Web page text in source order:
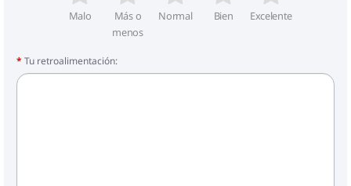
Malo
Más o
menos
Normal Bien Excelente
Tu retroalimentación: